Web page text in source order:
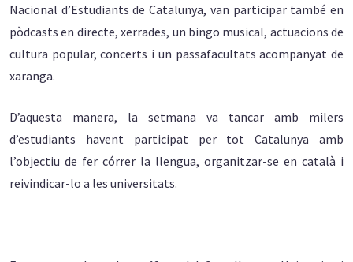
Nacional d’Estudiants de Catalunya, van participar també en
pòdcasts en directe, xerrades, un bingo musical, actuacions de
cultura popular, concerts i un passafacultats acompanyat de
xaranga.
D’aquesta manera, la setmana va tancar amb milers
d’estudiants havent participat per tot Catalunya amb
l’objectiu de fer córrer la llengua, organitzar-se en català i
reivindicar-lo a les universitats.